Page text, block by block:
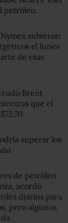
petróleo.
subieron
el lunes
de esas
Brent
que el
superar los
de petróleo
acordó
diarios para
pero algunos